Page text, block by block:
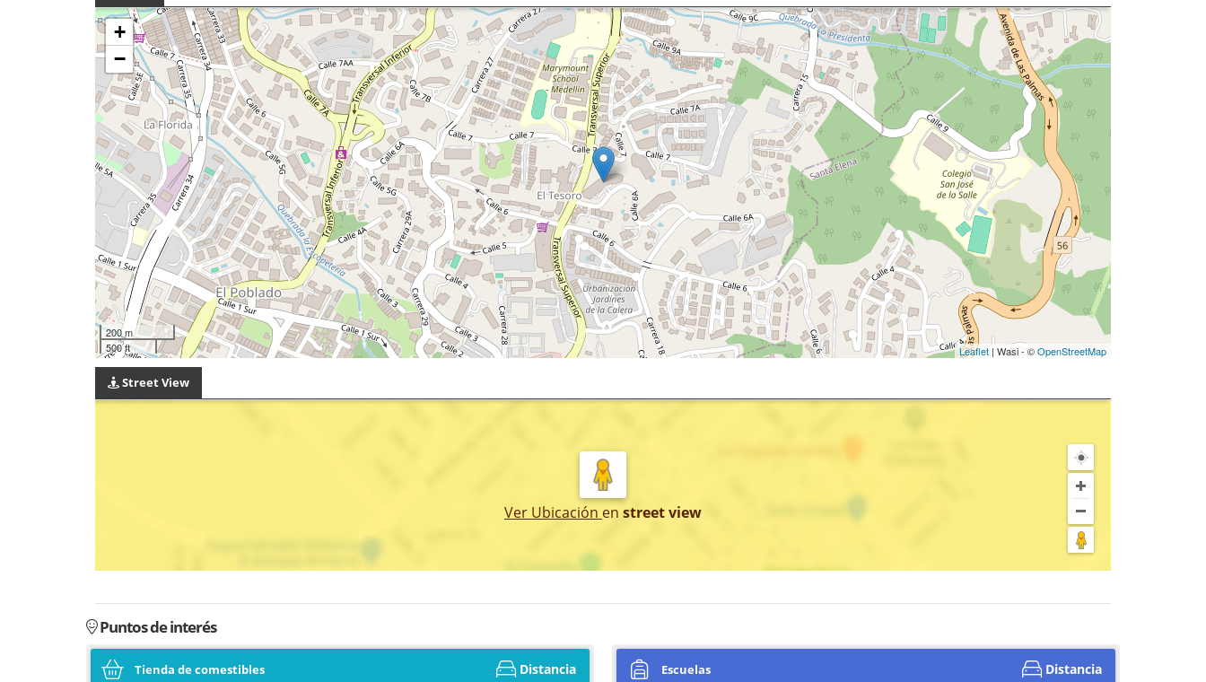
+
−
200 m
500 ft
Leaflet | Wasi - ©OpenStreetMap
Street View
Ver Ubicación en street view
Puntos de interés
Tienda de comestibles Distancia Escuelas Distancia